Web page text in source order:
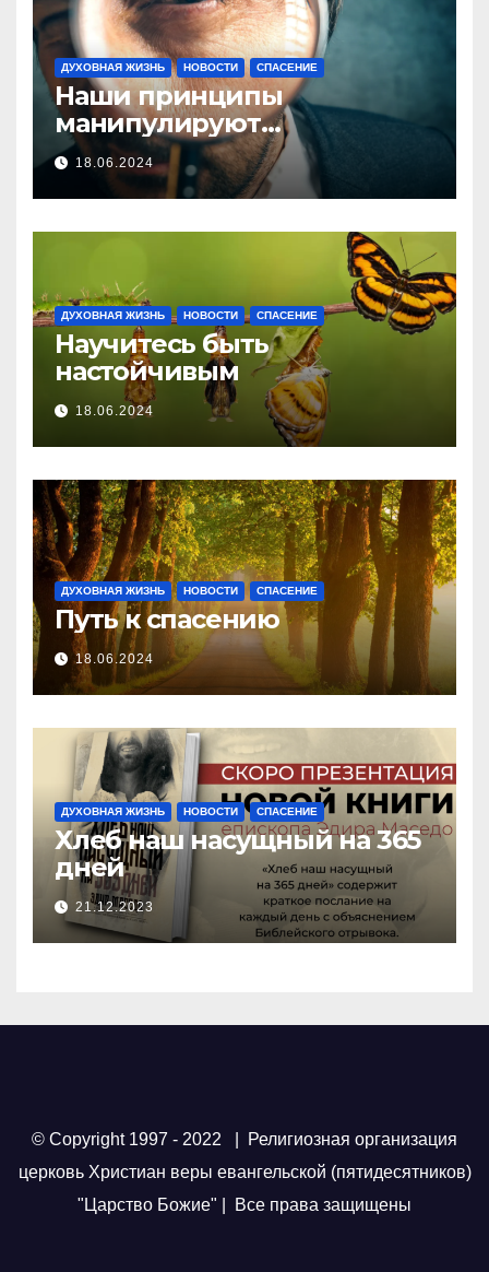
ДУХОВНАЯ ЖИЗНЬ НОВОСТИ СПАСЕНИЕ
Наши принципы
манипулируют…
18.06.2024
ДУХОВНАЯ ЖИЗНЬ НОВОСТИ СПАСЕНИЕ
Научитесь быть
настойчивым
18.06.2024
ДУХОВНАЯ ЖИЗНЬ НОВОСТИ СПАСЕНИЕ
Путь к спасению
18.06.2024
ДУХОВНАЯ ЖИЗНЬ НОВОСТИ СПАСЕНИЕ
Хлеб наш насущный на 365
дней
21.12.2023
© Copyright 1997 - 2022 | Религиозная организация
церковь Христиан веры евангельской (пятидесятников)
"Царство Божие" | Все права защищены